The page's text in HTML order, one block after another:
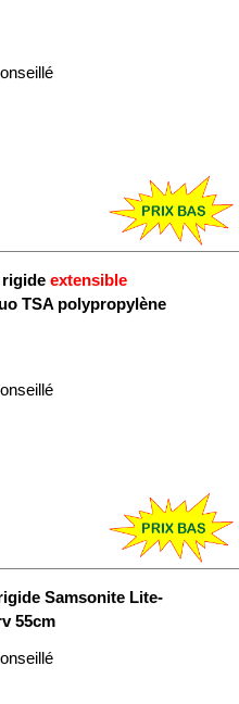
rigide extensible
TSA polypropylène
Samsonite Lite-
55cm